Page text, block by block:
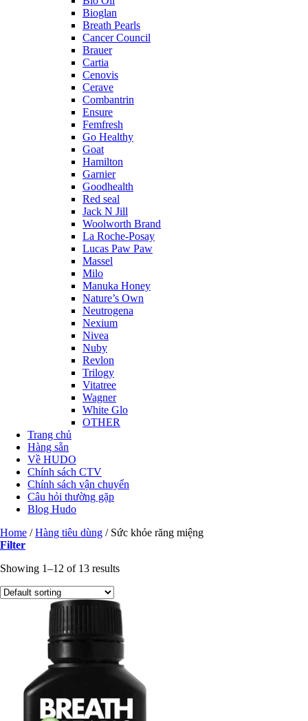
Bioglan
Breath Pearls
Cancer Council
Brauer
Cartia
Cenovis
Cerave
Combantrin
Ensure
Femfresh
Go Healthy
Goat
Hamilton
Garnier
Goodhealth
Red seal
Jack N Jill
Woolworth Brand
La Roche-Posay
Lucas Paw Paw
Massel
Milo
Manuka Honey
Nature’s Own
Neutrogena
Nexium
Nivea
Nuby
Revlon
Trilogy
Vitatree
Wagner
White Glo
OTHER
Trang chủ
Hàng sẵn
Về HUDO
Chính sách CTV
Chính sách vận chuyển
Câu hỏi thường gặp
Blog Hudo
Home / Hàng tiêu dùng /Sức khỏe răng miệng
Filter
Showing 1–12 of 13 results